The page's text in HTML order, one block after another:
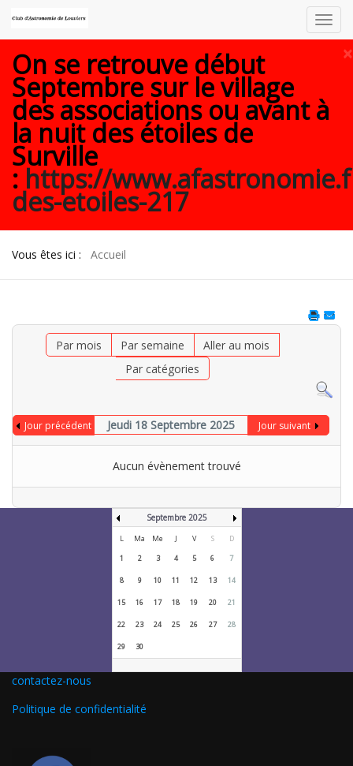
×
On se retrouve début
Septembre sur le village
des associations ou avant à
la nuit des étoiles de
Surville
: https://
des-etoiles-217
Vous êtes ici : Accueil
Par mois Par semaine
Aller au mois
Par catégories
Jour précédent Jeudi 18 Septembre 2025 Jour suivant
Aucun évènement trouvé
Septembre 2025
L Ma Me J V S
D
1
2 3 4 5 6 7
8 9 10 11 12 13 14
15 16 17 18 19 20 21
22 23 24 25 26 27 28
29 30
contactez-nous
Politique de confidentialité